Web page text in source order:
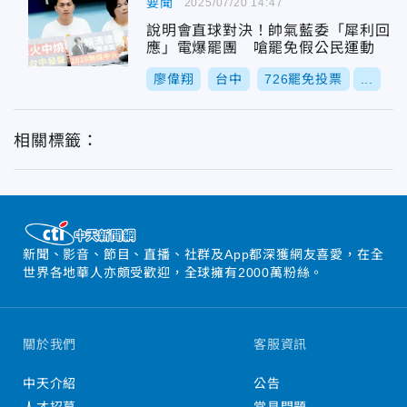
說明會直球對決！帥氣藍委「犀利回
應」電爆罷團 嗆罷免假公民運動
廖偉翔 台中 726罷免投票
相關標籤：
新聞、影音、節目、直播、社群及App都深獲網友喜愛，在全
世界各地華人亦頗受歡迎，全球擁有2000萬粉絲。
關於我們
中天介紹
客服資訊
公告